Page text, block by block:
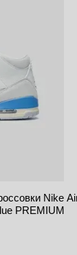
Nike
PREMIUM